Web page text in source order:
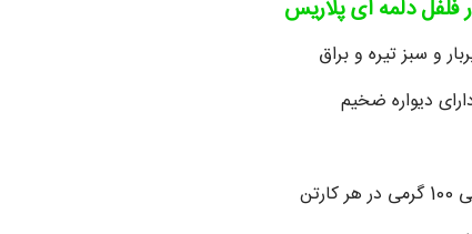
دلمه ای پلاریس
و سبز تیره و براق
دیواره ضخیم